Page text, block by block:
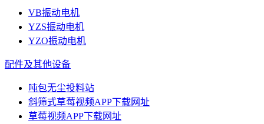
VB振动电机
YZS振动电机
YZO振动电机
配件及其他设备
吨包无尘投料站
斜筛式草莓视频APP下载网址
草莓视频APP下载网址